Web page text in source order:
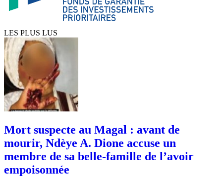
LES PLUS LUS
Mort suspecte au Magal : avant de
mourir, Ndèye A. Dione accuse un
membre de sa belle-famille de l’avoir
empoisonnée